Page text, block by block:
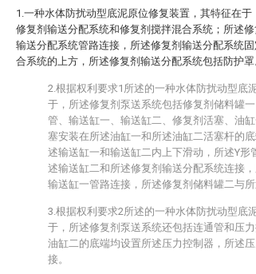
1.一种水体防扰动型底泥原位修复装置，其特征在于
修复剂输送分配系统和修复剂搅拌混合系统；所述
输送分配系统管路连接，所述修复剂输送分配系统
合系统的上方，所述修复剂输送分配系统包括防护罩
2.根据权利要求1所述的一种水体防扰动型底
于，所述修复剂泵送系统包括修复剂储料罐
管、输送缸一、输送缸二、修复剂活塞、油
塞安装在所述油缸一和所述油缸二活塞杆的
述输送缸一和输送缸二内上下滑动，所述Y形
述输送缸二和所述修复剂输送分配系统连接
输送缸一管路连接，所述修复剂储料罐二与所
3.根据权利要求2所述的一种水体防扰动型底
于，所述修复剂泵送系统还包括连通管和压
油缸二的底端均设置所述压力控制器，所述
接。